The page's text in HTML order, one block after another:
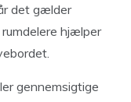
det gælder
hjælper
gennemsigtige